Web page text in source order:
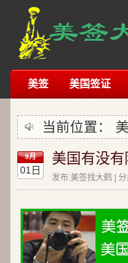
美签 美国签证
当前位置：
9月
01日
美国有没
发布:美签找大鹤 |